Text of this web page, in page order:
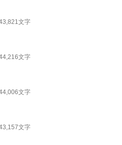
3,821文字
4,216文字
4,006文字
3,157文字